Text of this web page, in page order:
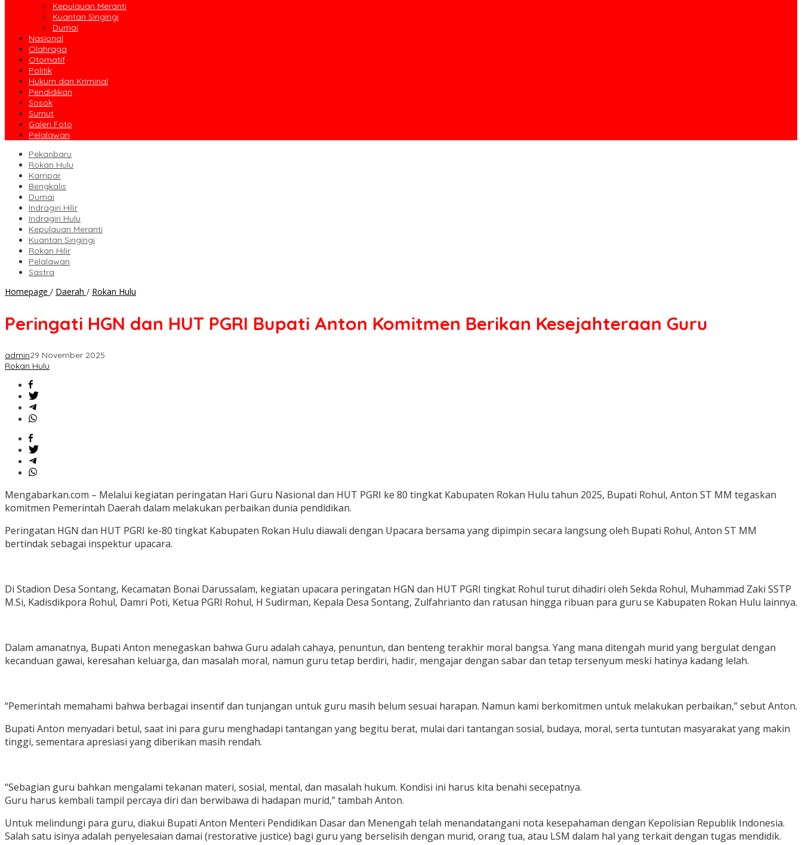
Kepulauan Meranti
Kuantan Singingi
Dumai
Nasional
Olahraga
Otomatif
Politik
Hukum dan Kriminal
Pendidikan
Sosok
Sumut
Galeri Foto
Pelalawan
Pekanbaru
Rokan Hulu
Kampar
Bengkalis
Dumai
Indragiri Hilir
Indragiri Hulu
Kepulauan Meranti
Kuantan Singingi
Rokan Hilir
Pelalawan
Sastra
Homepage / Daerah / Rokan Hulu
HUT
Peringati HGN dan HUT PGRI Bupati Anton Komitmen Berikan Kesejahteraan Guru
admin29 November 2025
Rokan Hulu
Mengabarkan.com – Melalui kegiatan peringatan Hari Guru Nasional dan HUT PGRI ke 80 tingkat Kabupaten Rokan Hulu tahun 2025, Bupati Rohul, Anton ST MM tegaskan
komitmen Pemerintah Daerah dalam melakukan perbaikan dunia pendidikan.
Peringatan HGN dan HUT PGRI ke-80 tingkat Kabupaten Rokan Hulu diawali dengan Upacara bersama yang dipimpin secara langsung oleh Bupati Rohul, Anton ST MM
bertindak sebagai inspektur upacara.
Di Stadion Desa Sontang, Kecamatan Bonai Darussalam, kegiatan upacara peringatan HGN dan HUT PGRI tingkat Rohul turut dihadiri oleh Sekda Rohul, Muhammad Zaki SSTP
M.Si, Kadisdikpora Rohul, Damri Poti, Ketua PGRI Rohul, H Sudirman, Kepala Desa Sontang, Zulfahrianto dan ratusan hingga ribuan para guru se Kabupaten Rokan Hulu lainnya.
Dalam amanatnya, Bupati Anton menegaskan bahwa Guru adalah cahaya, penuntun, dan benteng terakhir moral bangsa. Yang mana ditengah murid yang bergulat dengan
kecanduan gawai, keresahan keluarga, dan masalah moral, namun guru tetap berdiri, hadir, mengajar dengan sabar dan tetap tersenyum meski hatinya kadang lelah.
“Pemerintah memahami bahwa berbagai insentif dan tunjangan untuk guru masih belum sesuai harapan. Namun kami berkomitmen untuk melakukan perbaikan,” sebut Anton.
Bupati Anton menyadari betul, saat ini para guru menghadapi tantangan yang begitu berat, mulai dari tantangan sosial, budaya, moral, serta tuntutan masyarakat yang makin
tinggi, sementara apresiasi yang diberikan masih rendah.
“Sebagian guru bahkan mengalami tekanan materi, sosial, mental, dan masalah hukum. Kondisi ini harus kita benahi secepatnya.
Guru harus kembali tampil percaya diri dan berwibawa di hadapan murid,” tambah Anton.
Untuk melindungi para guru, diakui Bupati Anton Menteri Pendidikan Dasar dan Menengah telah menandatangani nota kesepahaman dengan Kepolisian Republik Indonesia.
Salah satu isinya adalah penyelesaian damai (restorative justice) bagi guru yang berselisih dengan murid, orang tua, atau LSM dalam hal yang terkait dengan tugas mendidik.